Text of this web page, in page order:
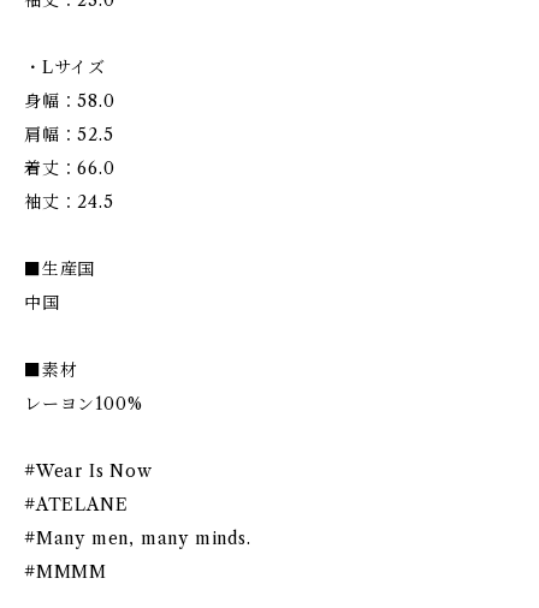
・Lサイズ
身幅：58.0
肩幅：52.5
着丈：66.0
袖丈：24.5
■生産国
中国
■素材
レーヨン100%
#Wear Is Now
#ATELANE
#Many men, many minds.
#MMMM